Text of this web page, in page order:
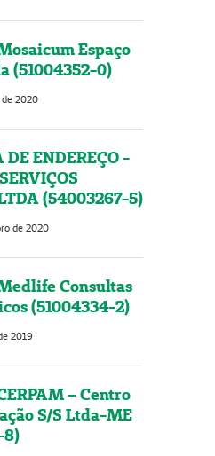
Espaço
(51004352-0)
de 2020
ENDEREÇO -
(54003267-5)
de 2020
Consultas
(51004334-2)
2019
– Centro
S/S Ltda-ME
8)